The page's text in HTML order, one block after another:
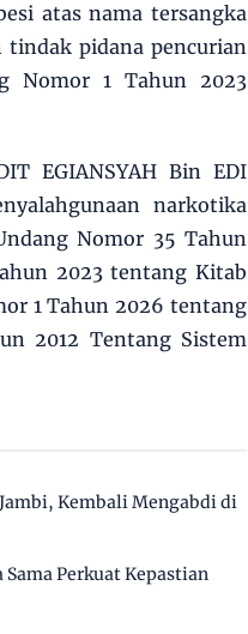
atas nama tersangka
tindak pidana pencurian
Nomor 1 Tahun 2023
EGIANSYAH Bin EDI
narkotika
Nomor 35 Tahun
2023 tentang Kitab
1 Tahun 2026 tentang
2012 Tentang Sistem
Kembali Mengabdi di
Perkuat Kepastian